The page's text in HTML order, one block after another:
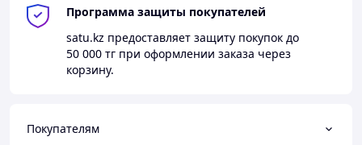
Программа защиты покупателей
satu.kz предоставляет защиту покупок до
50 000 тг при оформлении заказа через
корзину.
Покупателям